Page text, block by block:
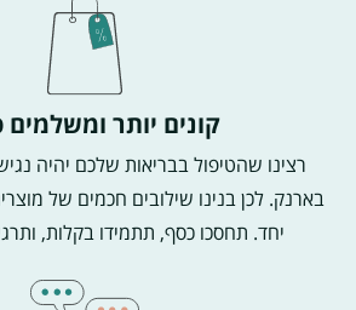
קונים יותר
רצינו שהטיפול בבריאות שלכם יהיה
בארנק. לכן בנינו שילובים חכמים של
יחד. תחסכו כסף, תתמידו בקלות,